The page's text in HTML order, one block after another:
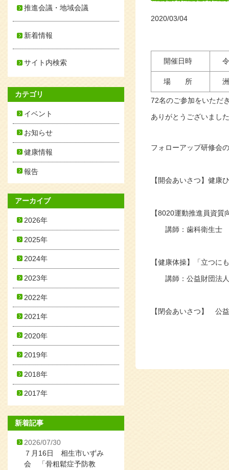
2020/03/04
開催日時 令
場 所 洲
72名のご参加をいただ
ありがとうございまし
フォローアップ研修会
【開会あいさつ】健
【8020運動推進員資
講師：歯科衛生士
【健康体操】「立つに
講師：公益財団法
【閉会あいさつ】 公
推進会議・地域会議
新着情報
サイト内検索
カテゴリ
イベント
お知らせ
健康情報
報告
アーカイブ
2026年
2025年
2024年
2023年
2022年
2021年
2020年
2019年
2018年
2017年
新着記事
2026/07/30
７月16日 相生市いずみ
会 「骨粗鬆症予防教